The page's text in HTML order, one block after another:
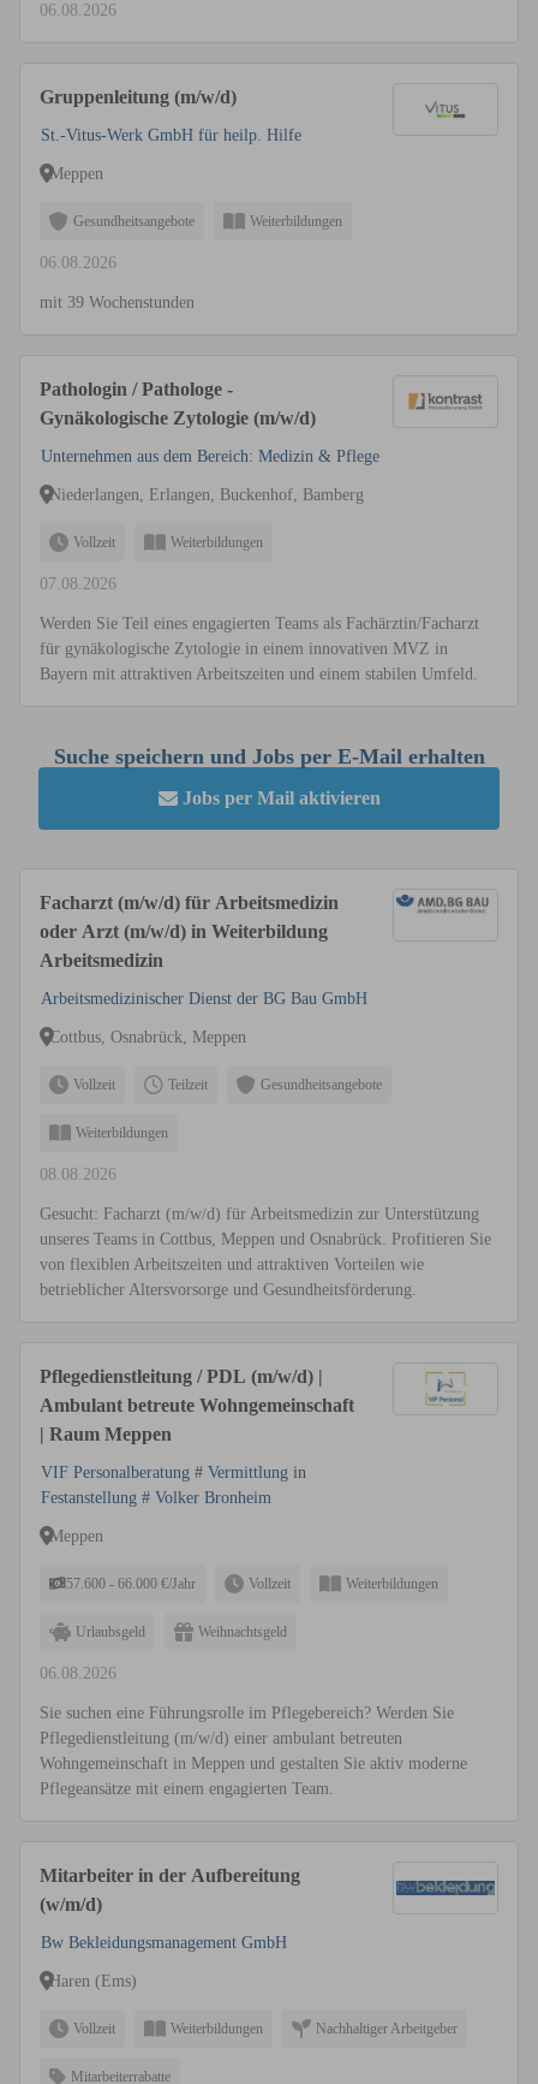
06.08.2026
Gruppenleitung (m/w/d)
St.-Vitus-Werk GmbH für heilp. Hilfe
Meppen
Gesundheitsangebote Weiterbildungen
06.08.2026
mit 39 Wochenstunden
Pathologin / Pathologe -
Gynäkologische Zytologie (m/w/d)
Unternehmen aus dem Bereich: Medizin & Pflege
Niederlangen, Erlangen, Buckenhof, Bamberg
Vollzeit Weiterbildungen
07.08.2026
Werden Sie Teil eines engagierten Teams als Fachärztin/Facharzt
für gynäkologische Zytologie in einem innovativen MVZ in
Bayern mit attraktiven Arbeitszeiten und einem stabilen Umfeld.
Suche speichern und Jobs per E-Mail erhalten
Jobs per Mail aktivieren
Facharzt (m/w/d) für Arbeitsmedizin
oder Arzt (m/w/d) in Weiterbildung
Arbeitsmedizin
Arbeitsmedizinischer Dienst der BG Bau GmbH
Cottbus, Osnabrück, Meppen
Vollzeit Teilzeit Gesundheitsangebote
Weiterbildungen
08.08.2026
Gesucht: Facharzt (m/w/d) für Arbeitsmedizin zur Unterstützung
unseres Teams in Cottbus, Meppen und Osnabrück. Profitieren Sie
von flexiblen Arbeitszeiten und attraktiven Vorteilen wie
betrieblicher Altersvorsorge und Gesundheitsförderung.
Pflegedienstleitung / PDL (m/w/d) |
Ambulant betreute Wohngemeinschaft
| Raum Meppen
VIF Personalberatung # Vermittlung in
Festanstellung # Volker Bronheim
Meppen
57.600 - 66.000 €/Jahr Vollzeit Weiterbildungen
Urlaubsgeld Weihnachtsgeld
06.08.2026
Sie suchen eine Führungsrolle im Pflegebereich? Werden Sie
Pflegedienstleitung (m/w/d) einer ambulant betreuten
Wohngemeinschaft in Meppen und gestalten Sie aktiv moderne
Pflegeansätze mit einem engagierten Team.
Mitarbeiter in der Aufbereitung
(w/m/d)
Bw Bekleidungsmanagement GmbH
Haren (Ems)
Vollzeit Weiterbildungen Nachhaltiger Arbeitgeber
Mitarbeiterrabatte